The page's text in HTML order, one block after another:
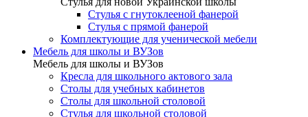
Стулья с гнутоклееной фанерой
Стулья с прямой фанерой
Комплектующие для ученической мебели
Мебель для школы и ВУЗов
Мебель для школы и ВУЗов
Кресла для школьного актового зала
Столы для учебных кабинетов
Столы для школьной столовой
Стулья для школьной столовой